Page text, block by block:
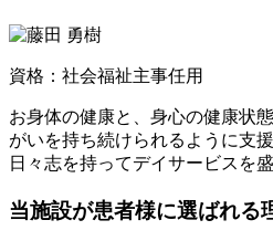
資格：社会福祉主事任用
お身体の健康と、身心の健康状
がいを持ち続けられるように支
日々志を持ってデイサービスを
当施設が患者様に選ばれる